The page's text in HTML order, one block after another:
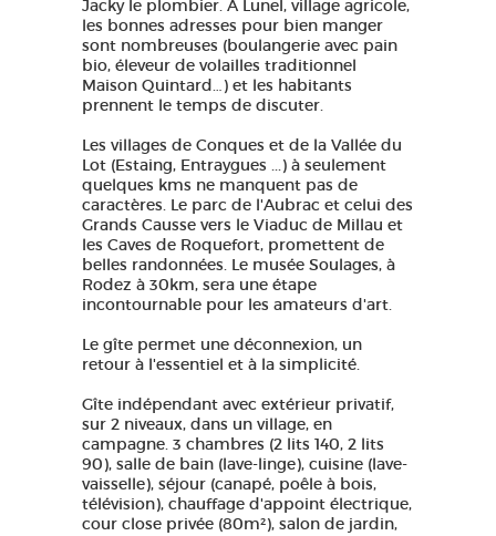
Jacky le plombier. A Lunel, village agricole,
les bonnes adresses pour bien manger
sont nombreuses (boulangerie avec pain
bio, éleveur de volailles traditionnel
Maison Quintard…) et les habitants
prennent le temps de discuter.
Les villages de Conques et de la Vallée du
Lot (Estaing, Entraygues ...) à seulement
quelques kms ne manquent pas de
caractères. Le parc de l'Aubrac et celui des
Grands Causse vers le Viaduc de Millau et
les Caves de Roquefort, promettent de
belles randonnées. Le musée Soulages, à
Rodez à 30km, sera une étape
incontournable pour les amateurs d'art.
Le gîte permet une déconnexion, un
retour à l'essentiel et à la simplicité.
Gîte indépendant avec extérieur privatif,
sur 2 niveaux, dans un village, en
campagne. 3 chambres (2 lits 140, 2 lits
90), salle de bain (lave-linge), cuisine (lave-
vaisselle), séjour (canapé, poêle à bois,
télévision), chauffage d'appoint électrique,
cour close privée (80m²), salon de jardin,